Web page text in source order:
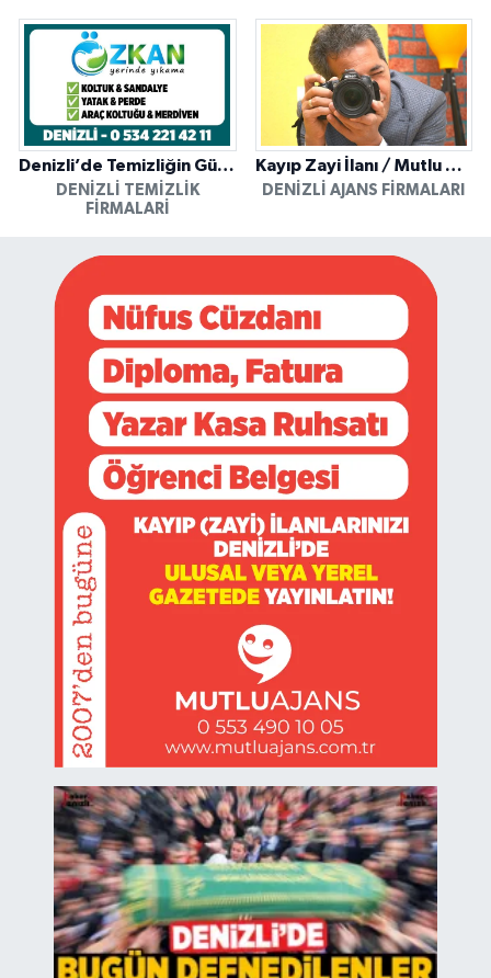
Denizli’de Temizliğin Güvenilir Adresi: Özkan Yerinde Yıkama
DENIZLI TEMIZLIK
FIRMALARI
Kayıp Zayi İlanı / Mutlu Ajans / Denizli
DENIZLI AJANS FIRMALARI